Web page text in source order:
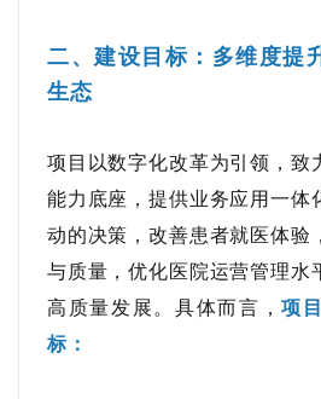
二、建设目标：多维度提
生态
项目以数字化改革为引领，致
能力底座，提供业务应用一体
动的决策，改善患者就医体验
与质量，优化医院运营管理水
高质量发展。具体而言，项
标：